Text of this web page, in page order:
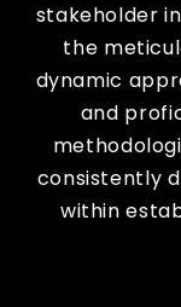
stakeholder
the
dynamic
and
consistently
within